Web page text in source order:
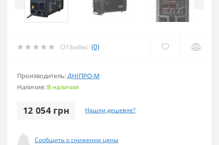
Отзывы: (0)
Производитель: ДНІПРО-М
Наличие: В наличии
12 054 грн Нашли дешевле?
Сообщить о снижении цены